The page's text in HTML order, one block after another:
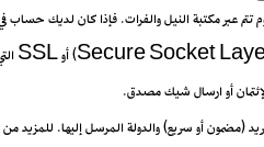
تتم عبر مكتبة النيل والفرات. فإذا كان لديك
أو ارسال شيك مصدق.
أو سريع) والدولة المرسل إليها. للمزيد من